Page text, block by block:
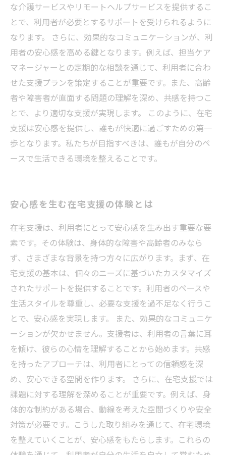
な介護サービスやリモートヘルプサービスを提供するこ
とで、利用者が必要とするサポートを受けられるように
なります。 さらに、効果的なコミュニケーションが、利
用者の安心感を高める鍵となります。例えば、担当ケア
マネージャーとの定期的な相談を通じて、利用者に合わ
せた支援プランを策定することが重要です。また、高齢
者や障害者が直面する問題の理解を深め、共感を持つこ
とで、より適切な支援が実現します。 このように、在宅
支援は安心感を提供し、誰もが快適に過ごすための第一
歩となります。私たちが目指すべきは、誰もが自分のペ
ースで生活できる環境を整えることです。
安心感を生む在宅支援の体験とは
在宅支援は、利用者にとって安心感を生み出す重要な要
素です。その体験は、身体的な障害や高齢者のみなら
ず、さまざまな背景を持つ方々に広がります。まず、在
宅支援の基本は、個々のニーズに基づいたカスタマイズ
されたサポートを提供することです。利用者のペースや
生活スタイルを尊重し、必要な支援を過不足なく行うこ
とで、安心感を実現します。 また、効果的なコミュニケ
ーションが欠かせません。支援者は、利用者の言葉に耳
を傾け、彼らの心情を理解することから始めます。共感
を持ったアプローチは、利用者にとっての信頼感を深
め、安心できる空間を作ります。 さらに、在宅支援では
課題に対する理解を深めることが重要です。例えば、身
体的な制約がある場合、動線を考えた空間づくりや安全
対策が必要です。こうした取り組みを通じて、在宅環境
を整えていくことが、安心感をもたらします。これらの